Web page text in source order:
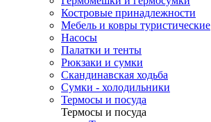
Костровые принадлежности
Мебель и ковры туристические
Насосы
Палатки и тенты
Рюкзаки и сумки
Скандинавская ходьба
Сумки - холодильники
Термосы и посуда
Термосы и посуда